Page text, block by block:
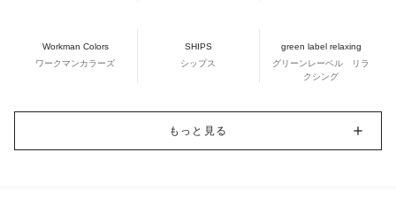
Workman Colors
ワークマンカラーズ
SHIPS
シップス
green label relaxing
グリーンレーベル リラ
クシング
もっと見る